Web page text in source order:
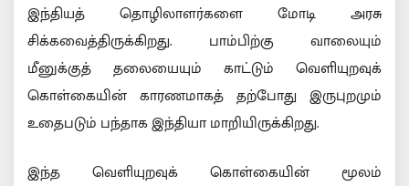
இந்தியத் தொழிலாளர்களை மோடி அரசு
சிக்கவைத்திருக்கிறது. பாம்பிற்கு வாலையும்
மீனுக்குத் தலையையும் காட்டும் வெளியுறவுக்
கொள்கையின் காரணமாகத் தற்போது இருபுறமும்
உதைபடும் பந்தாக இந்தியா மாறியிருக்கிறது.
இந்த வெளியுறவுக் கொள்கையின் மூலம்